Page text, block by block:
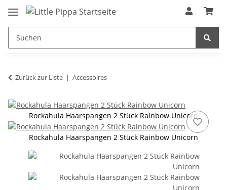
Zum Hauptinhalt springen
springen
Zurück zur Liste Accessoires
Rockahula Haarspangen 2 Stück Rainbow Unicorn
Rockahula Haarspangen 2 Stück Rainbow Unicorn